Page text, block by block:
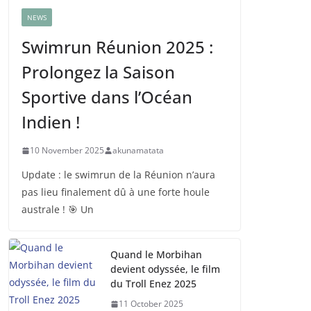
NEWS
Swimrun Réunion 2025 :
Prolongez la Saison
Sportive dans l’Océan
Indien !
10 November 2025 akunamatata
Update : le swimrun de la Réunion n’aura
pas lieu finalement dû à une forte houle
australe ! 🎯 Un
Quand le Morbihan
devient odyssée, le film
du Troll Enez 2025
11 October 2025